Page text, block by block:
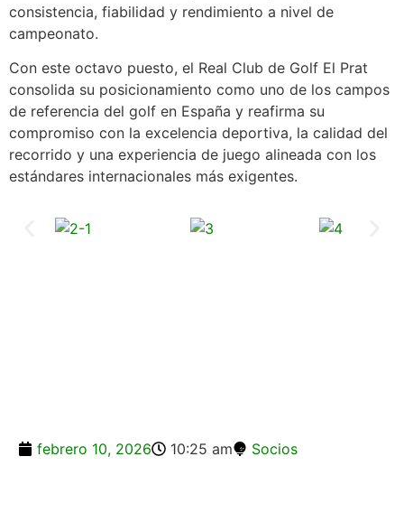
consistencia, fiabilidad y rendimiento a nivel de
campeonato.
Con este octavo puesto, el Real Club de Golf El Prat
consolida su posicionamiento como uno de los campos
de referencia del golf en España y reafirma su
compromiso con la excelencia deportiva, la calidad del
recorrido y una experiencia de juego alineada con los
estándares internacionales más exigentes.
febrero 10, 2026 10:25 am Socios